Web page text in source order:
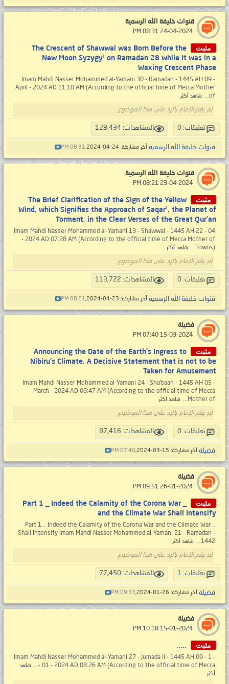
قنوات خليفة الله الرسمية
مثبت
The Crescent of Shawwal was Born Before the
New Moon Syzygy¹ on Ramadan 28 while It was in a
Waxing Crescent Phase
Imam Mahdi Nasser Mohammed al-Yamani 30 - Ramadan - 1445 AH 09 -
April - 2024 AD 11:10 AM (According to the official time of Mecca Mother
of...
شاهد أكثر
لم يقم الإمام بالرد على هذا الموضوع
تعليقات: 0 المشاهدات: 128,434
قنوات خليفة الله الرسمية آخر مشاركة: 24-04-2024, 08:31 PM
قنوات خليفة الله الرسمية
مثبت
The Brief Clarification of the Sign of the Yellow
Wind, which Signifies the Approach of Saqar¹, the Planet of
Torment, in the Clear Verses of the Great Qur'an
Imam Mahdi Nasser Mohammed al-Yamani 13 - Shawwal - 1445 AH 22 - 04
- 2024 AD 07:28 AM (According to the official time of Mecca Mother of
Towns)...
شاهد أكثر
لم يقم الإمام بالرد على هذا الموضوع
تعليقات: 0 المشاهدات: 113,722
قنوات خليفة الله الرسمية آخر مشاركة: 23-04-2024, 08:21 PM
فضيلة
مثبت
Announcing the Date of the Earth's Ingress to
Nibiru's Climate. A Decisive Statement that is not to be
Taken for Amusement
Imam Mahdi Nasser Mohammed al-Yamani 24 - Sha’baan - 1445 AH 05 -
March - 2024 AD 06:47 AM (According to the official time of Mecca
Mother of...
شاهد أكثر
لم يقم الإمام بالرد على هذا الموضوع
تعليقات: 0 المشاهدات: 87,416
فضيلة آخر مشاركة: 15-03-2024, 07:40 PM
فضيلة
مثبت
_ Part 1 _ Indeed the Calamity of the Corona War
and the Climate War Shall Intensify
_ Part 1 _ Indeed the Calamity of the Corona War and the Climate War
Shall Intensify Imam Mahdi Nasser Mohammed al-Yamani 21 - Ramadan -
1442...
شاهد أكثر
لم يقم الإمام بالرد على هذا الموضوع
تعليقات: 1 المشاهدات: 77,450
فضيلة آخر مشاركة: 26-01-2024, 09:53 PM
فضيلة
مثبت .....
- 1 - Imam Mahdi Nasser Mohammed al-Yamani 27 - Jumada II - 1445 AH 09
- 01 - 2024 AD 08:26 AM (According to the official time of Mecca...
شاهد
أكثر